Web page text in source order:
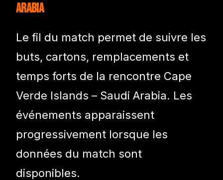
Arabia
Le fil du match permet de suivre les
buts, cartons, remplacements et
temps forts de la rencontre Cape
Verde Islands – Saudi Arabia. Les
événements apparaissent
progressivement lorsque les
données du match sont
disponibles.